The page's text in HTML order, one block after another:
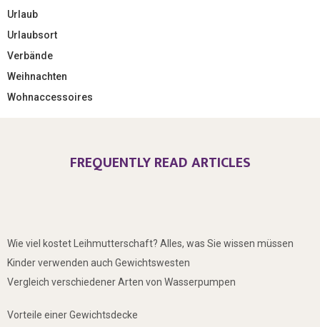
Urlaub
Urlaubsort
Verbände
Weihnachten
Wohnaccessoires
FREQUENTLY READ ARTICLES
Wie viel kostet Leihmutterschaft? Alles, was Sie wissen müssen
Kinder verwenden auch Gewichtswesten
Vergleich verschiedener Arten von Wasserpumpen
Vorteile einer Gewichtsdecke